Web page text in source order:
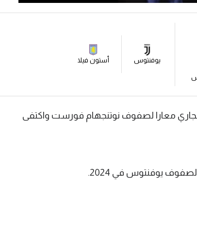
يوفنتوس أستون فيلا
معارا لصفوف نوتنجهام فورست واكتفى
يوفنتوس في 2024.